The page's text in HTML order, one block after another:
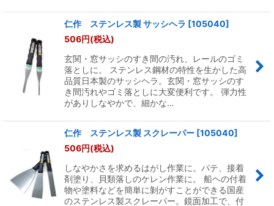
仁作 ステンレス製 サッシヘラ [105040]
506円(税込)
玄関・窓サッシのすき間の汚れ、レールのゴミ
落としに。 ステンレス鋼材の特性を生かした高
品質日本製のサッシヘラ。玄関・窓サッシのす
き間汚れやゴミ落としに大変便利です。 弾力性
がありしなやかで、細かな…
仁作 ステンレス製 スクレーパー [105040]
506円(税込)
しなやかさを求めるはがし作業に。パテ、接着
剤塗り、貝類落しのケレン作業に。 船ヘの付着
物や塗料などを簡単に剝がすことができる国産
のステンレス製スクレーパー。鏡面加工で、付